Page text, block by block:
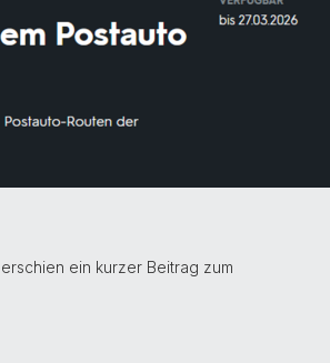
ein kurzer Beitrag zum